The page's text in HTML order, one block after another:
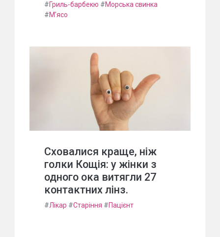
#Гриль-барбекю #Морська свинка
#М'ясо
Сховалися краще, ніж
голки Кощія: у жінки з
одного ока витягли 27
контактних лінз.
#Лікар #Старіння #Пацієнт